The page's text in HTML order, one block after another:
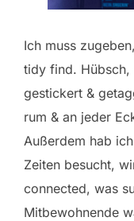
Ich muss
tidy find. Hübsch,
gestickert &
rum & an jeder
Außerdem hab
Zeiten besucht,
connected, was
Mitbewohnende